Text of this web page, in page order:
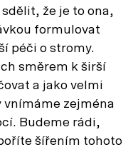
že je to ona,
formulovat
péči o stromy.
směrem k širší
a jako velmi
zejména
Budeme rádi,
šířením tohoto